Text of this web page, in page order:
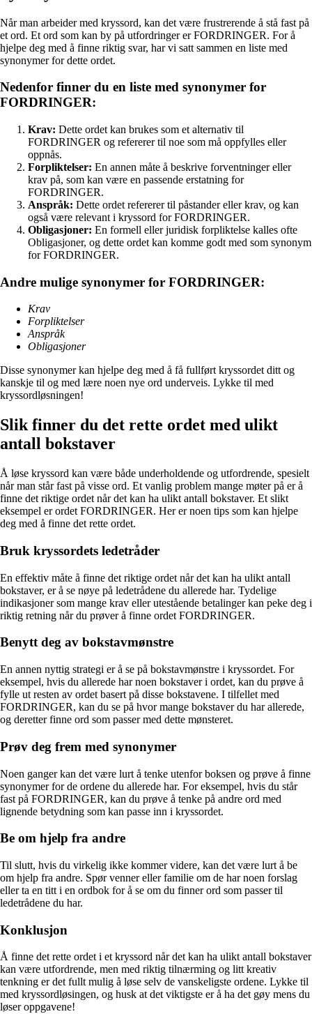
Når man arbeider med kryssord, kan det være frustrerende å stå fast på
et ord. Et ord som kan by på utfordringer er FORDRINGER. For å
hjelpe deg med å finne riktig svar, har vi satt sammen en liste med
synonymer for dette ordet.
Nedenfor finner du en liste med synonymer for
FORDRINGER:
Krav: Dette ordet kan brukes som et alternativ til
FORDRINGER og refererer til noe som må oppfylles eller
oppnås.
Forpliktelser: En annen måte å beskrive forventninger eller
krav på, som kan være en passende erstatning for
FORDRINGER.
Anspråk: Dette ordet refererer til påstander eller krav, og kan
også være relevant i kryssord for FORDRINGER.
Obligasjoner: En formell eller juridisk forpliktelse kalles ofte
Obligasjoner, og dette ordet kan komme godt med som synonym
for FORDRINGER.
Andre mulige synonymer for FORDRINGER:
Krav
Forpliktelser
Anspråk
Obligasjoner
Disse synonymer kan hjelpe deg med å få fullført kryssordet ditt og
kanskje til og med lære noen nye ord underveis. Lykke til med
kryssordløsningen!
Slik finner du det rette ordet med ulikt
antall bokstaver
Å løse kryssord kan være både underholdende og utfordrende, spesielt
når man står fast på visse ord. Et vanlig problem mange møter på er å
finne det riktige ordet når det kan ha ulikt antall bokstaver. Et slikt
eksempel er ordet FORDRINGER. Her er noen tips som kan hjelpe
deg med å finne det rette ordet.
Bruk kryssordets ledetråder
En effektiv måte å finne det riktige ordet når det kan ha ulikt antall
bokstaver, er å se nøye på ledetrådene du allerede har. Tydelige
indikasjoner som mange krav eller utestående betalinger kan peke deg i
riktig retning når du prøver å finne ordet FORDRINGER.
Benytt deg av bokstavmønstre
En annen nyttig strategi er å se på bokstavmønstre i kryssordet. For
eksempel, hvis du allerede har noen bokstaver i ordet, kan du prøve å
fylle ut resten av ordet basert på disse bokstavene. I tilfellet med
FORDRINGER, kan du se på hvor mange bokstaver du har allerede,
og deretter finne ord som passer med dette mønsteret.
Prøv deg frem med synonymer
Noen ganger kan det være lurt å tenke utenfor boksen og prøve å finne
synonymer for de ordene du allerede har. For eksempel, hvis du står
fast på FORDRINGER, kan du prøve å tenke på andre ord med
lignende betydning som kan passe inn i kryssordet.
Be om hjelp fra andre
Til slutt, hvis du virkelig ikke kommer videre, kan det være lurt å be
om hjelp fra andre. Spør venner eller familie om de har noen forslag
eller ta en titt i en ordbok for å se om du finner ord som passer til
ledetrådene du har.
Konklusjon
Å finne det rette ordet i et kryssord når det kan ha ulikt antall bokstaver
kan være utfordrende, men med riktig tilnærming og litt kreativ
tenkning er det fullt mulig å løse selv de vanskeligste ordene. Lykke til
med kryssordløsingen, og husk at det viktigste er å ha det gøy mens du
løser oppgavene!